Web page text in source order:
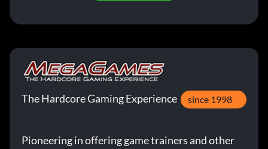
The Hardcore Gaming Experience since 1998
Pioneering in offering game trainers and other